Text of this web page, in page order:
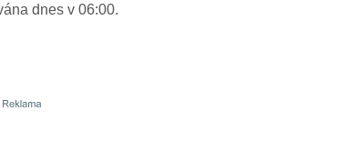
dnes v 06:00.